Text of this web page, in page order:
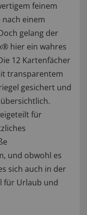
feinem
einem
gelang der
hier ein wahres
12 Kartenfächer
transparentem
gesichert und
für
und obwohl es
sich auch in der
für Urlaub und